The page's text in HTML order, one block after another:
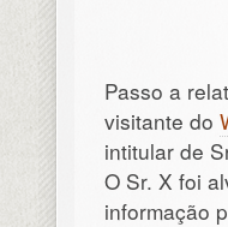
Passo a
visitante do
intitular de
O Sr. X foi
informação